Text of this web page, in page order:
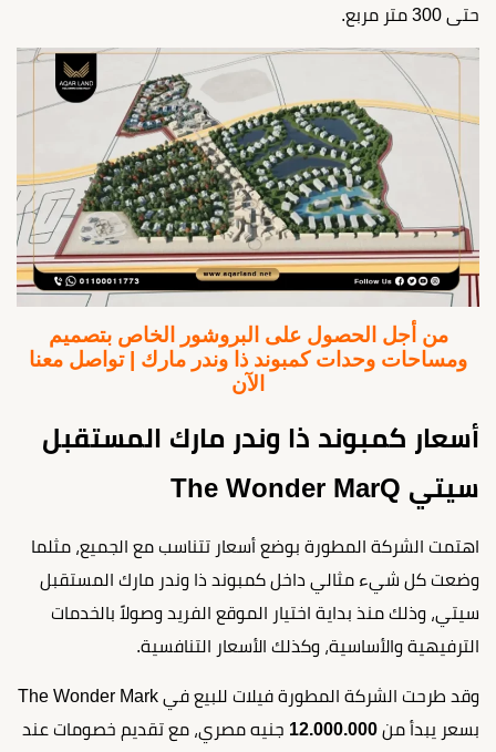
حتى 300 متر مربع.
من أجل الحصول على البروشور الخاص بتصميم
ومساحات وحدات كمبوند ذا وندر مارك | تواصل معنا
الآن
أسعار كمبوند ذا وندر مارك المستقبل
سيتي The Wonder MarQ
اهتمت الشركة المطورة بوضع أسعار تتناسب مع الجميع، مثلما
وضعت كل شيء مثالي داخل كمبوند ذا وندر مارك المستقبل
سيتي، وذلك منذ بداية اختيار الموقع الفريد وصولاً بالخدمات
الترفيهية والأساسية، وكذلك الأسعار التنافسية.
وقد طرحت الشركة المطورة فيلات للبيع في The Wonder Mark
بسعر يبدأ من 12.000.000 جنيه مصري، مع تقديم خصومات عند